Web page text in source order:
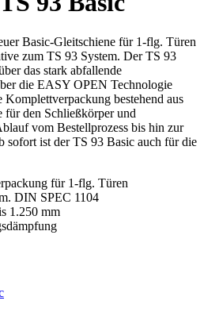
Basic-Gleitschiene für 1-flg. Türen
zum TS 93 System. Der TS 93
das stark abfallende
die EASY OPEN Technologie
bestehend aus
für den Schließkörper und
vom Bestellprozess bis hin zur
sofort ist der TS 93 Basic auch für die
für 1-flg. Türen
DIN SPEC 1104
1.250 mm